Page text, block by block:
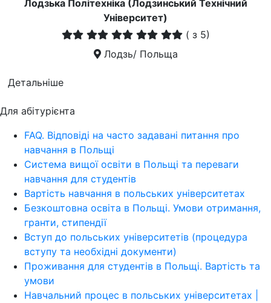
Лодзька Політехніка (Лодзинський Технічний
Університет)
( з 5)
Лодзь/ Польща
Детальніше
Для абітурієнта
FAQ. Відповіді на часто задавані питання про
навчання в Польщі
Система вищої освіти в Польщі та переваги
навчання для студентів
Вартість навчання в польських університетах
Безкоштовна освіта в Польщі. Умови отримання,
гранти, стипендії
Вступ до польських університетів (процедура
вступу та необхідні документи)
Проживання для студентів в Польщі. Вартість та
умови
Навчальний процес в польських університетах |